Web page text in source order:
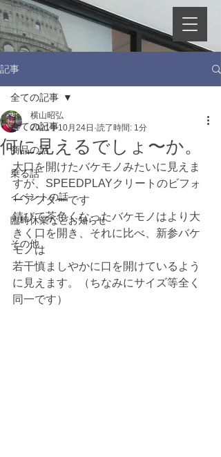
記事
全ての記事
商品の話
乗る話
イベントの話
臨時休業などお知らせ
その他
全ての記事
何に見えるでしょ〜か。
横山昭弘
2021年10月24日 読了時間: 1分
大口を開けたバケモノみたいに見えま
すが、SPEEDPLAYクリートのビフォ
ーアフターです
錆びて茶色くなったバケモノはより大
きく口を開き、それに比べ、新参バケ
モノは
若干慎ましやかに口を開けているよう
に見えます。（ちなみにサイズ等全く
同一です）